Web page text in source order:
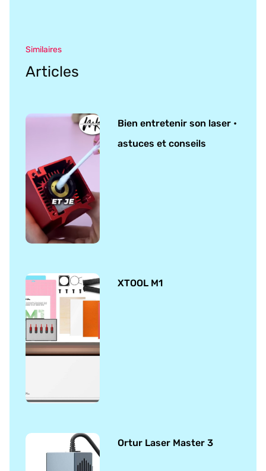
Similaires
Articles
Bien entretenir son laser •
astuces et conseils
XTOOL M1
Ortur Laser Master 3